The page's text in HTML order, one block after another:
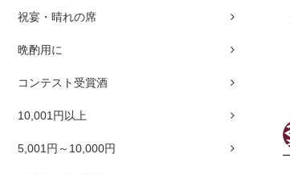
祝宴・晴れの席
晩酌用に
コンテスト受賞酒
10,001円以上
5,001円～10,000円